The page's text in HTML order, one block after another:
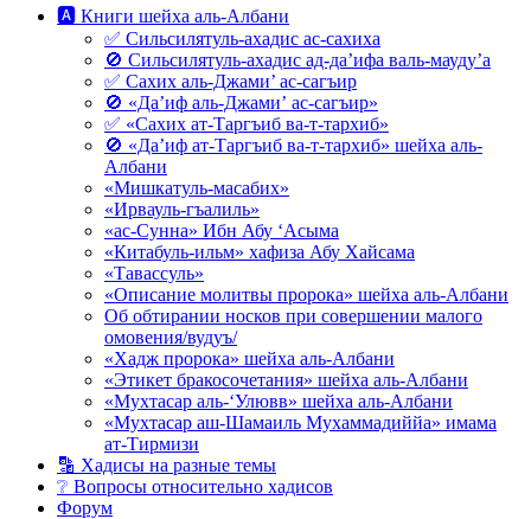
🅰 Книги шейха аль-Албани
✅ Сильсилятуль-ахадис ас-сахиха
🚫 Сильсилятуль-ахадис ад-да’ифа валь-мауду’а
✅ Сахих аль-Джами’ ас-сагъир
🚫 «Да’иф аль-Джами’ ас-сагъир»
✅ «Сахих ат-Таргъиб ва-т-тархиб»
🚫 «Да’иф ат-Таргъиб ва-т-тархиб» шейха аль-
Албани
«Мишкатуль-масабих»
«Ирвауль-гъалиль»
«ас-Сунна» Ибн Абу ‘Асыма
«Китабуль-ильм» хафиза Абу Хайсама
«Тавассуль»
«Описание молитвы пророка» шейха аль-Албани
Об обтирании носков при совершении малого
омовения/вудуъ/
«Хадж пророка» шейха аль-Албани
«Этикет бракосочетания» шейха аль-Албани
«Мухтасар аль-‘Улювв» шейха аль-Албани
«Мухтасар аш-Шамаиль Мухаммадиййа» имама
ат-Тирмизи
🔡 Хадисы на разные темы
❔ Вопросы относительно хадисов
Форум